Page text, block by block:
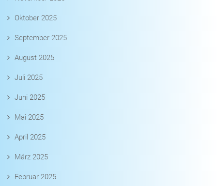
Oktober 2025
September 2025
August 2025
Juli 2025
Juni 2025
Mai 2025
April 2025
März 2025
Februar 2025